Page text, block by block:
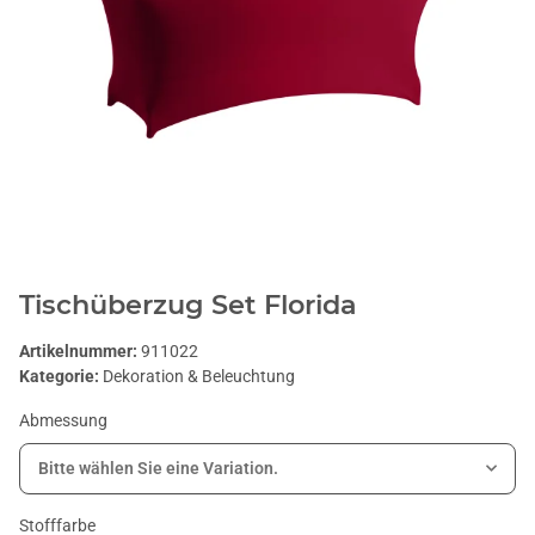
Tischüberzug Set Florida
Artikelnummer: 911022
Kategorie: Dekoration & Beleuchtung
Abmessung
Bitte wählen Sie eine Variation.
Stofffarbe